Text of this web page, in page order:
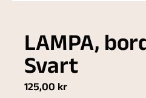
LAMPA,
Svart
125,00 kr